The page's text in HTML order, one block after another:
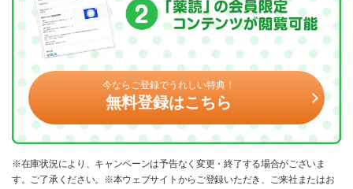
今ならご登録でうれしい特典！
無料登録はこちら
※在庫状況により、キャンペーンは予告なく変更・終了する場合がございま
す。ご了承ください。※本ウェブサイトからご登録いただき、ご来社またはお